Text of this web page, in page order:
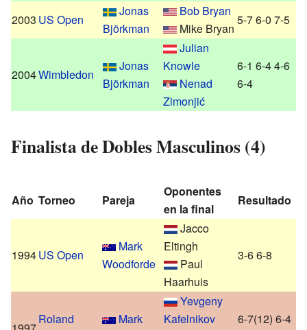
2003 US Open
Jonas
Björkman
Bob Bryan
Mike Bryan
5-7 6-0 7-5
2004Wimbledon
Jonas
Björkman
Julian
Knowle
Nenad
Zimonjić
6-1 6-4 4-6
6-4
Finalista de Dobles Masculinos (4)
Año Torneo Pareja
Oponentes
en la final
Resultado
1994US Open
Mark
Woodforde
Jacco
Eltingh
Paul
Haarhuis
3-6 6-8
Roland
Mark
Yevgeny
Kafelnikov
6-7(12) 6-4